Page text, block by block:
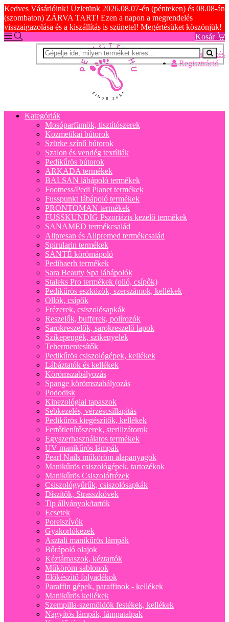
Kedves Vásárlóink! Üzletünk 2026.08.07-én (pénteken) és 08.08-án
(szombaton) ZÁRVA TART! Ezen a napon a megrendelés
visszaigazolása és a kiszállítás is szünetel! Megértésüket köszönjük!
Kosár
Bejelentkezés
Regisztráció
Kategóriák
Mosóparfümök, tisztítószerek
Kozmetikai bútorok
Szürke színű bútorok
Szalon és vendég textíliák
Pedikűrös bútorok
ARKADA termékek
BALSAN lábápoló termékek
Footness/Pedi Planet termékek
Fusspunkt lábápoló termékek
PRONTOMAN termékek
FUSSKUNDIG Pszoriázis kezelő termékek
SANAMED termékcsalád
Allpresan és Allpremed termékcsalád
Spirularin termékek
SANTÉ körömápoló
Pedibaerh termékek
Sara Beauty Spa lábápolók
Staleks Pro termékek (olló, csípők)
Pedikűrös eszközök, szerszámok, kellékek
Ollók, csípők
Frézerek, csiszolósapkák
Reszelők, bufferek, polírozók
Sarokreszelők, sarokreszelő lapok
Szikepengék, szikenyelek
Tehermentesítők
Pedikűrös csiszológépek, kellékek
Lábáztatók és kellékek
Körömszabályozás
Spange körömszabályozás
Pododisk
Kinezológiai tapaszok
Sebkezelés, vérzéscsillapítás
Pedikűrös kiegészítők, kellékek
Fertőtlenítőszerek, sterilizátorok
Egyszerhasználatos termékek
UV manikűrös lámpák
Pearl Nails műköröm alapanyagok
Manikűrös csiszológépek, tartozékok
Manikűrös Csiszolófrézek
Csiszológyűrűk, csiszolósapkák
Díszítők, Strasszkövek
Tip állványok/tartók
Ecsetek
Porelszívók
Gyakorlókezek
Asztali manikűrös lámpák
Bőrápoló olajok
Kéztámaszok, kéztartók
Műköröm sablonok
Előkészítő folyadékok
Paraffin gépek, paraffinok - kellékek
Manikűrös kellékek
Szempilla-szemöldök festékek, kellékek
Nagyítós lámpák, lámpatalpak